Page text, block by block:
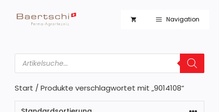
Inhalt
Navigation
Products
search
Start / Produkte verschlagwortet mit „9014108“